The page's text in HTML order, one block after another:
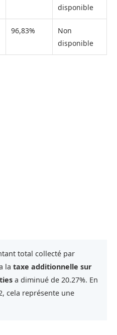
disponible
96,83%
Non
disponible
total collecté par
la taxe additionnelle sur
a diminué de 20.27%. En
cela représente une